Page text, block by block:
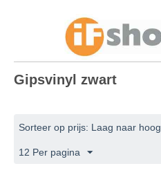
Gipsvinyl zwart
Sorteer op prijs: Laag naar hoog
12 Per pagina